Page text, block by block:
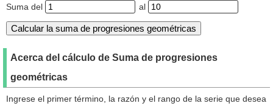
Suma del al
Acerca del cálculo de Suma de progresiones
geométricas
Ingrese el primer término, la razón y el rango de la serie que desea